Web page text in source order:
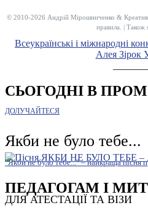
© 2010-2026 Андрій Мірошниченко &
правила. | Також
Всеукраїнські і міжнародні
Алея Зірок
СЬОГОДНІ В
ДОЛУЧАЙТЕСЯ
Якби не було тебе...
"Якби не було тебе..." – найкраща пісня
ПЕДАГОГАМ І
ДЛЯ АТЕСТАЦІЇ ТА ВІЗИ